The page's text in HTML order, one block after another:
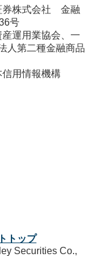
券株式会社 金融
号
運用業協会、一
人第二種金融商品
用情報機構
トップ